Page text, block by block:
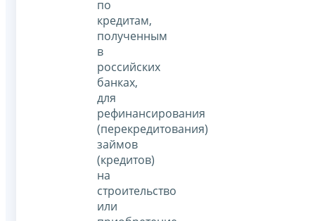
по
кредитам,
полученным
в
российских
банках,
для
рефинансирования
(перекредитования)
займов
(кредитов)
на
строительство
или